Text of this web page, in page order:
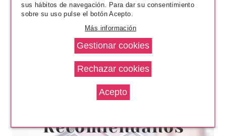
ESSENCE
THE FAKE! BRILLO DE LABIOS
VOLUMINIZADOR 01 OH SO
sus hábitos de navegación. Para dar su consentimiento
sobre su uso pulse el botón Acepto.
Más información